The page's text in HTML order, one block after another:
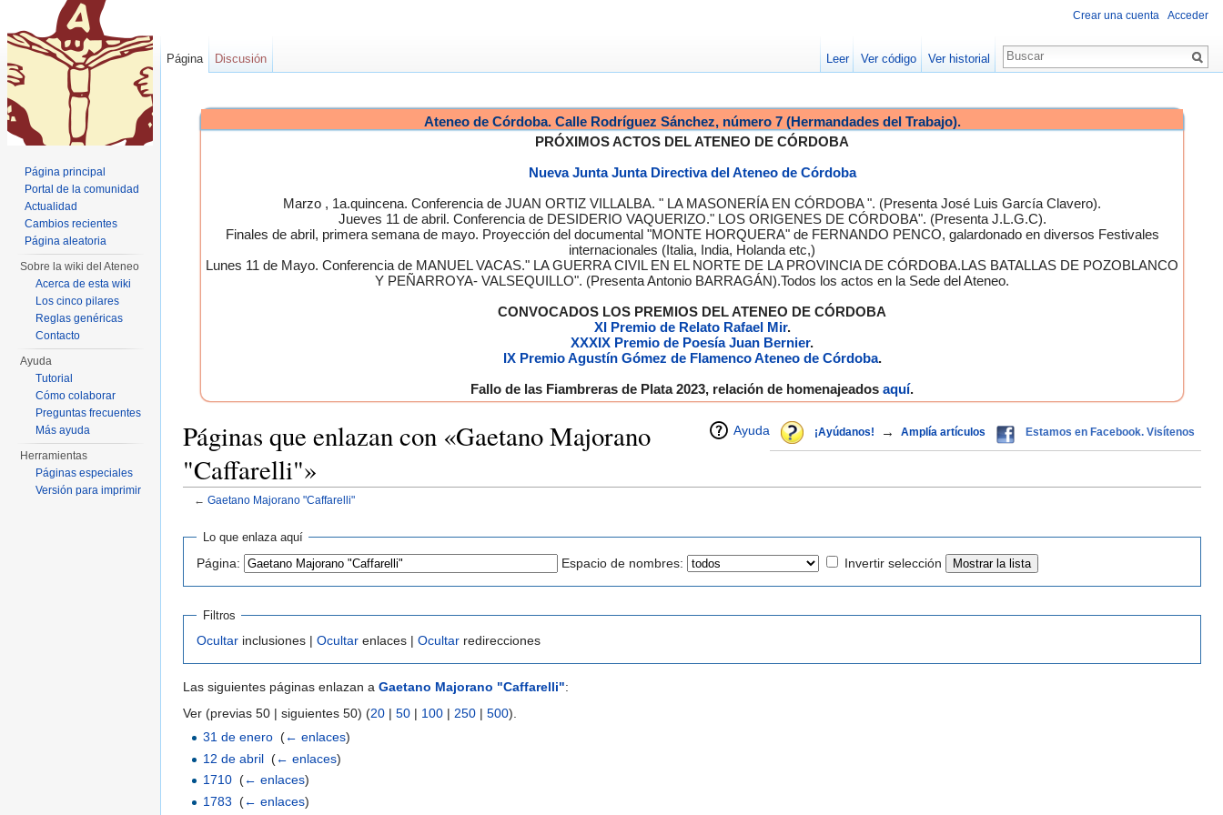
Ateneo de Córdoba. Calle Rodríguez Sánchez, número 7 (Hermandades del Trabajo).
PRÓXIMOS ACTOS DEL ATENEO DE CÓRDOBA
Nueva Junta Junta Directiva del Ateneo de Córdoba
Marzo , 1a.quincena. Conferencia de JUAN ORTIZ VILLALBA. " LA MASONERÍA EN CÓRDOBA ". (Presenta José Luis García Clavero).
Jueves 11 de abril. Conferencia de DESIDERIO VAQUERIZO." LOS ORIGENES DE CÓRDOBA". (Presenta J.L.G.C).
Finales de abril, primera semana de mayo. Proyección del documental "MONTE HORQUERA" de FERNANDO PENCO, galardonado en diversos Festivales
internacionales (Italia, India, Holanda etc,)
Lunes 11 de Mayo. Conferencia de MANUEL VACAS." LA GUERRA CIVIL EN EL NORTE DE LA PROVINCIA DE CÓRDOBA.LAS BATALLAS DE POZOBLANCO
Y PEÑARROYA- VALSEQUILLO". (Presenta Antonio BARRAGÁN).Todos los actos en la Sede del Ateneo.
CONVOCADOS LOS PREMIOS DEL ATENEO DE CÓRDOBA
XI Premio de Relato Rafael Mir.
XXXIX Premio de Poesía Juan Bernier.
IX Premio Agustín Gómez de Flamenco Ateneo de Córdoba.
Fallo de las Fiambreras de Plata 2023, relación de homenajeados aquí.
¡Ayúdanos! → Amplía artículos Estamos en Facebook. Visítenos
Ayuda
Páginas que enlazan con «Gaetano Majorano
"Caffarelli"»
← Gaetano Majorano "Caffarelli"
Lo que enlaza aquí
Página: Espacio de nombres: Invertir selección
Filtros
Ocultar inclusiones | Ocultar enlaces | Ocultar redirecciones
Las siguientes páginas enlazan a Gaetano Majorano "Caffarelli":
Ver (previas 50 | siguientes 50) (20 | 50 | 100 | 250 | 500).
31 de enero (← enlaces)
12 de abril (← enlaces)
1710 (← enlaces)
1783
(← enlaces)
Crear una cuenta Acceder
Página Discusión Leer Ver código Ver historial
Página principal
Portal de la comunidad
Actualidad
Cambios recientes
Página aleatoria
Sobre la wiki del Ateneo
Acerca de esta wiki
Los cinco pilares
Reglas genéricas
Contacto
Ayuda
Tutorial
Cómo colaborar
Preguntas frecuentes
Más ayuda
Herramientas
Páginas especiales
Versión para imprimir